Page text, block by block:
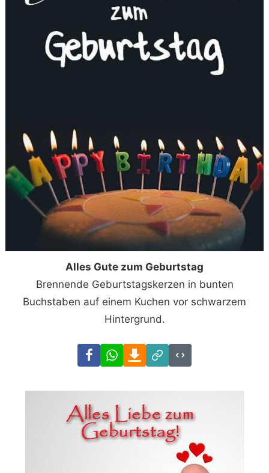
Alles Gute zum Geburtstag
Brennende Geburtstagskerzen in bunten
Buchstaben auf einem Kuchen vor schwarzem
Hintergrund.
FacebookWhatsAppDownload
Link
Code